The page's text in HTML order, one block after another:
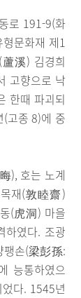
로 191-9(화
문화재 제1
溪) 김경희
고향으로 낙
한때 파괴되
고종 8)에 중
), 호는 노계
재(敦睦齋)
(虎洞) 마을
하였다. 조광
팽손(梁彭孫:
능통하였으
다. 1545년